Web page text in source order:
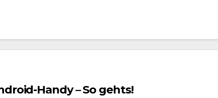
Handy – So gehts!